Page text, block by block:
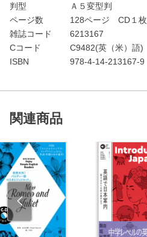
判型
Ａ５変型判
ページ数
128ページ CD１枚
雑誌コード
6213167
Cコード
C9482(英（米）語)
ISBN
978-4-14-213167-9
関連商品